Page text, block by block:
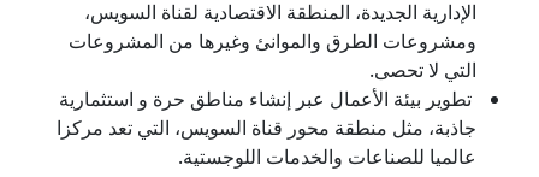
الإدارية الجديدة، المنطقة الاقتصادية لقناة السويس،
ومشروعات الطرق والموانئ وغيرها من المشروعات
التي لا تحصى.
تطوير بيئة الأعمال عبر إنشاء مناطق حرة و استثمارية
جاذبة، مثل منطقة محور قناة السويس، التي تعد مركزا
عالميا للصناعات والخدمات اللوجستية.